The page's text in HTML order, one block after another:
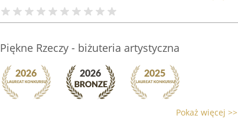
Piękne Rzeczy - biżuteria artystyczna
Pokaż więcej >>